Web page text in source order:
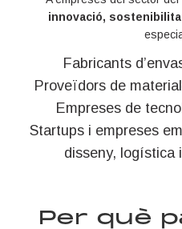
innovació,
Fabricants
Proveïdors de
Empreses de
Startups i empreses
disseny, logística
Per què